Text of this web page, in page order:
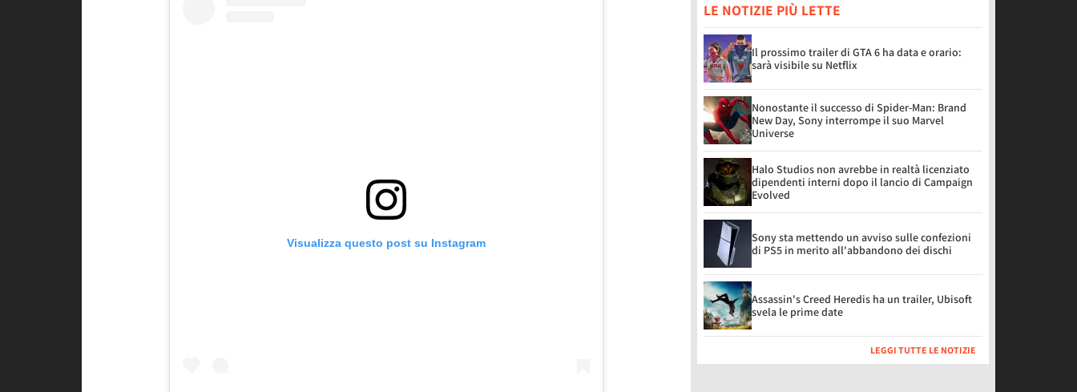
Visualizza questo post su Instagram
LE NOTIZIE PIÙ LETTE
Il prossimo trailer di GTA 6 ha data e orario:
sarà visibile su Netflix
Nonostante il successo di Spider-Man: Brand
New Day, Sony interrompe il suo Marvel
Universe
Halo Studios non avrebbe in realtà licenziato
dipendenti interni dopo il lancio di Campaign
Evolved
Sony sta mettendo un avviso sulle confezioni
di PS5 in merito all'abbandono dei dischi
Assassin's Creed Heredis ha un trailer, Ubisoft
svela le prime date
LEGGI TUTTE LE NOTIZIE